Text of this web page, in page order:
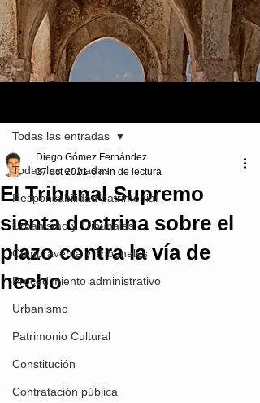
Todas las entradas
Responsabilidad patrimonial
Urbanismo y Tribunales
Compraventa y Tribunales
Procedimiento administrativo
Urbanismo
Patrimonio Cultural
Constitución
Contratación pública
Todas las entradas
El Tribunal Supremo
sienta doctrina sobre el
plazo contra la vía de
hecho
Diego Gómez Fernández
27 oct 2021 6 min de lectura